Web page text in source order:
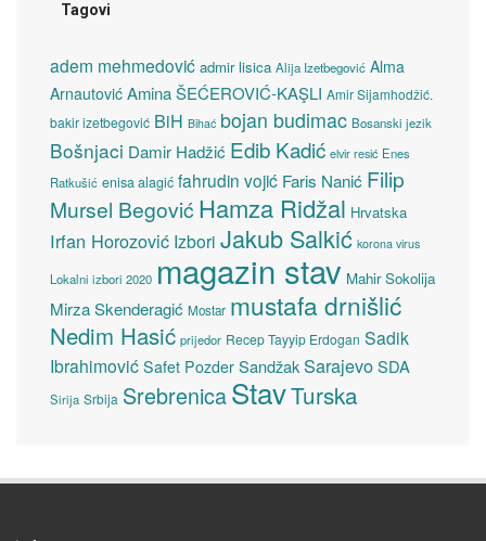
Tagovi
adem mehmedović admir lisica Alija Izetbegović Alma
Arnautović Amina ŠEĆEROVIĆ-KAŞLI Amir Sijamhodžić.
bakir izetbegović BiH Bihać bojan budimac Bosanski jezik
Bošnjaci Damir Hadžić Edib Kadić elvir resić Enes
Ratkušić enisa alagić fahrudin vojić Faris Nanić Filip
Mursel Begović Hamza Ridžal Hrvatska
Irfan Horozović Izbori Jakub Salkić korona virus
Lokalni izbori 2020 magazin stav Mahir Sokolija
Mirza Skenderagić Mostar mustafa drnišlić
Nedim Hasić prijedor Recep Tayyip Erdogan Sadik
Ibrahimović Safet Pozder SandžakSarajevoSDA
Sirija Srbija SrebrenicaStavTurska